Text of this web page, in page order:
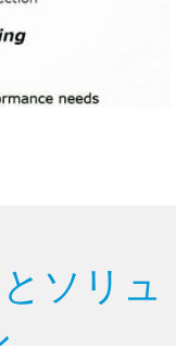
ソリュ